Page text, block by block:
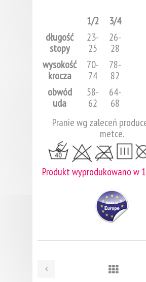
1/2
3/4
długość
stopy
23-
25
26-
28
wysokość
krocza
70-
74
78-
82
obwód
uda
58-
62
64-
68
Pranie wg zaleceń
metce.
Produkt wyprodukowano w